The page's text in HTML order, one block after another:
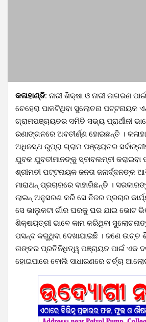
କଳାହାଣ୍ଡି: ନାରୀ ଶିକ୍ଷା ଓ ନାରୀ ଜାଗରଣ
ଚେହେରା ପାଳଟିଥିବା ସୁଲୋଚନା ପଟ୍ଟନାୟକ
ଗ୍ରାମପଞ୍ଚାୟତର ସମିତି ସଭ୍ୟ ପ୍ରାର୍ଥୀନୀ
ରଣାଙ୍ଗନରେ ଅବତୀର୍ଣ୍ଣ ହୋଇଛନ୍ତି ।
ଅଧିନସ୍ଥ ରୁପ୍ରା ଗ୍ରାମ ପଞ୍ଚାୟତର
ଯୁବକ ଯୁବତୀମାନଙ୍କୁ ସ୍ବାବଲମ୍ବୀ କରାଇବା
ଶ୍ରୀମତୀ ପଟ୍ଟନାୟକ ଜନତା ଜନାର୍ଦ୍ଦନଙ୍କ
ମାରାଥନ୍ ପ୍ରଚାରରେ ବାହାରିଛନ୍ତି ।
ଲାଇନ୍ ଅନୁସରଣ କରି ସେ ନିଜର ପ୍ରଚାର
ସେ ଭାଲୁକଟା ଗାଁର ଘରକୁ ଘର ଯାଇ ଭୋଟ
ଶିକ୍ଷୟତ୍ରୀ ଭାବେ କାମ କରିଥିବା
ପସନ୍ଦ କରୁଥିବା ଦେଖାଯାଇଛି । ଜଣେ ଉଚ୍ଚ
ତାଙ୍କର ପ୍ରତିନିଧିତ୍ୱ ପଞ୍ଚାୟତ ପାଇଁ ଏକ
ହୋଇପାରେ ବୋଲି ସାଧାରଣରେ ଚର୍ଚ୍ଚା